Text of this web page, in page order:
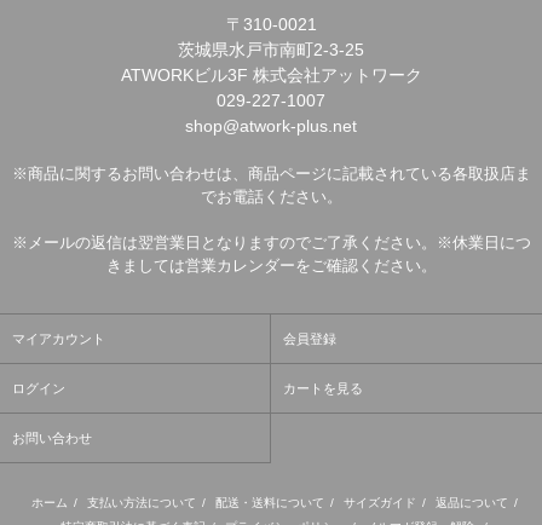
〒310-0021
茨城県水戸市南町2-3-25
ATWORKビル3F 株式会社アットワーク
029-227-1007
shop@atwork-plus.net
※商品に関するお問い合わせは、商品ページに記載されている各取扱店ま
でお電話ください。
※メールの返信は翌営業日となりますのでご了承ください。※休業日につ
きましては営業カレンダーをご確認ください。
マイアカウント 会員登録
ログイン カートを見る
お問い合わせ
ホーム / 支払い方法について / 配送・送料について / サイズガイド / 返品について /